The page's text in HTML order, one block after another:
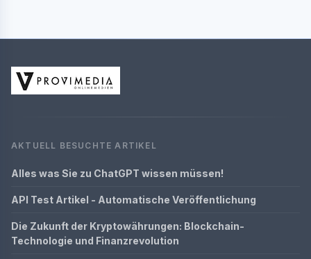
AKTUELL BESUCHTE ARTIKEL
Alles was Sie zu ChatGPT wissen müssen!
API Test Artikel - Automatische Veröffentlichung
Die Zukunft der Kryptowährungen: Blockchain-
Technologie und Finanzrevolution